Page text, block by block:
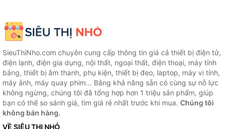
SieuThiNho.com chuyên cung cấp thông tin giá cả thiết bị điện tử,
điện lạnh, điện gia dụng, nội thất, ngoại thất, điện thoại, máy tính
bảng, thiết bị âm thanh, phụ kiện, thiết bị đeo, laptop, máy vi tính,
máy ảnh, máy quay phim... Bằng khả năng sẵn có cùng sự nỗ lực
không ngừng, chúng tôi đã tổng hợp hơn 1 triệu sản phẩm, giúp
bạn có thể so sánh giá, tìm giá rẻ nhất trước khi mua. Chúng tôi
không bán hàng.
VỀ SIÊU THỊ NHỎ